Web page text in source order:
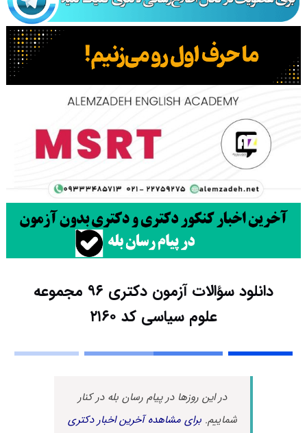
دانلود سؤالات آزمون دکتری ۹۶ مجموعه
علوم سیاسی کد ۲۱۶۰
در این روزها در پیام رسان بله در کنار
شماییم.برای مشاهده آخرین اخبار دکتری